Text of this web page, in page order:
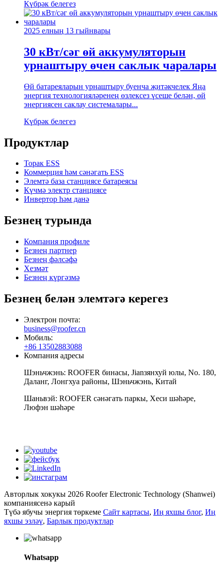
Күбрәк белегез
2025 елның 13 гыйнвары
30 кВт/сәг өй аккумуляторын
урнаштыру өчен саклык чаралары
Өй батареяларын урнаштыру буенча җитәкчелек Яңа
энергия технологияләренең өзлексез үсеше белән, өй
энергиясен саклау системалары...
Күбрәк белегез
Продуктлар
Торак ESS
Коммерция һәм сәнәгать ESS
Элемтә база станциясе батареясы
Күчмә электр станциясе
Инвертор һәм данә
Безнең турында
Компания профиле
Безнең партнер
Безнең фәлсәфә
Хезмәт
Безнең күргәзмә
Безнең белән элемтәгә керегез
Электрон почта:
business@roofer.cn
Мобиль:
+86 13502883088
Компания адресы
Шэньчжэнь: ROOFER бинасы, Jianзянхуй юлы, No. 180,
Даланг, Лонгхуа районы, Шэньчжэнь, Китай
Шаньвэй: ROOFER сәнәгать паркы, Хеси шәһәре,
Люфэн шәһәре
Авторлык хокукы 2026 Roofer Electronic Technology (Shanwei)
компаниясенә карый
Түбә ябучы энергия төркеме Сайт картасы, Иң яхшы блог, Иң
яхшы эзләү, Барлык продуктлар
Whatsapp